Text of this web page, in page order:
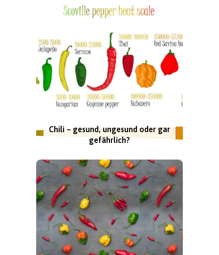
Chili – gesund, ungesund oder gar
gefährlich?